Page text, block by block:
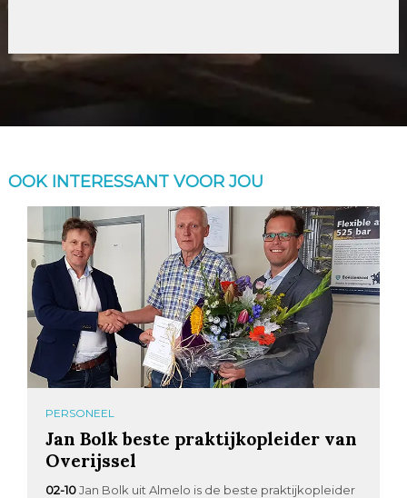
OOK INTERESSANT VOOR JOU
PERSONEEL
Jan Bolk beste praktijkopleider van
Overijssel
02-10 Jan Bolk uit Almelo is de beste praktijkopleider